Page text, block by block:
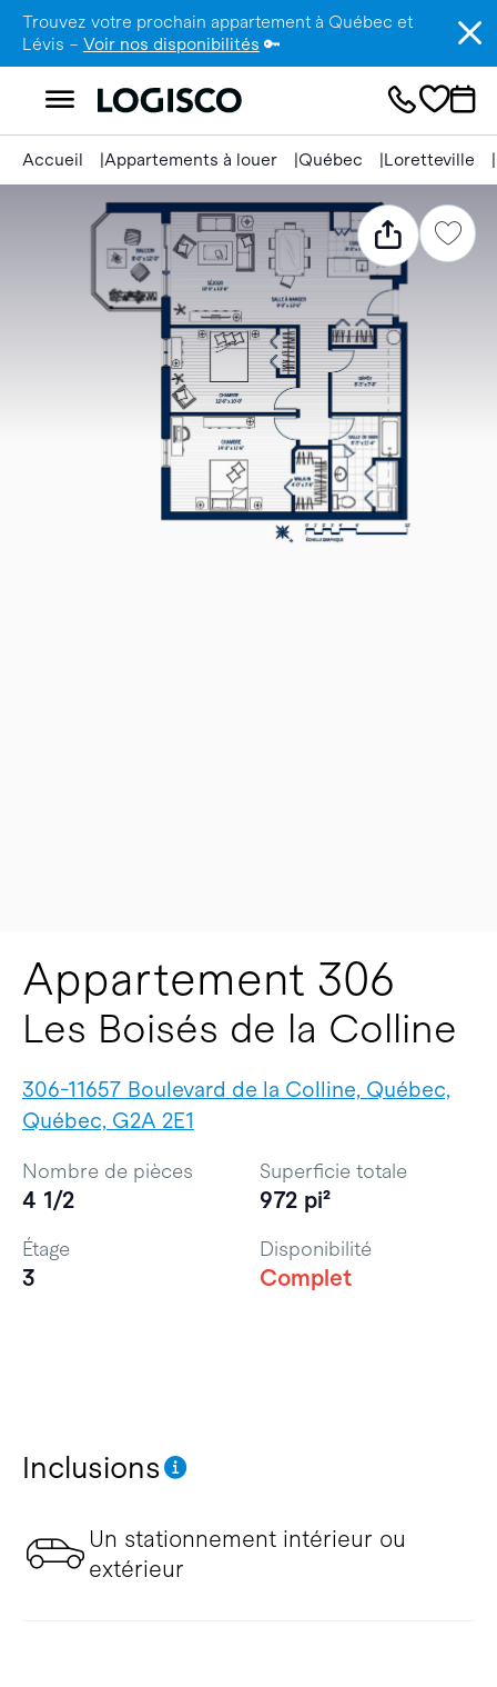
Trouvez votre prochain appartement à Québec et
Lévis – Voir nos disponibilités 🔑
Accueil Appartements à louer Québec Loretteville
Appartement 306
Les Boisés de la Colline
306-11657 Boulevard de la Colline, Québec,
Québec, G2A 2E1
Inclusions
Un stationnement intérieur ou
extérieur
Nombre de pièces
4 1/2
Superficie totale
972 pi²
Étage
3
Disponibilité
Complet